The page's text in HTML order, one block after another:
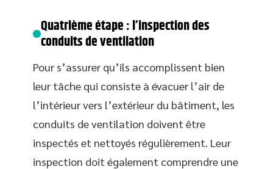
Quatrième étape : l’inspection des
conduits de ventilation
Pour s’assurer qu’ils accomplissent bien
leur tâche qui consiste à évacuer l’air de
l’intérieur vers l’extérieur du bâtiment, les
conduits de ventilation doivent être
inspectés et nettoyés régulièrement. Leur
inspection doit également comprendre une